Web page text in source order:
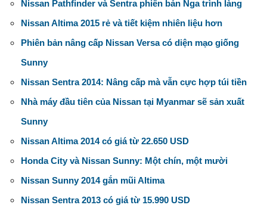
Nissan Pathfinder và Sentra phiên bản Nga trình làng
Nissan Altima 2015 rẻ và tiết kiệm nhiên liệu hơn
Phiên bản nâng cấp Nissan Versa có diện mạo giống
Sunny
Nissan Sentra 2014: Nâng cấp mà vẫn cực hợp túi tiền
Nhà máy đầu tiên của Nissan tại Myanmar sẽ sản xuất
Sunny
Nissan Altima 2014 có giá từ 22.650 USD
Honda City và Nissan Sunny: Một chín, một mười
Nissan Sunny 2014 gắn mũi Altima
Nissan Sentra 2013 có giá từ 15.990 USD